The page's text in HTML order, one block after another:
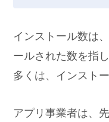
インストール数は
ールされた数を指
多くは、インスト
アプリ事業者は、